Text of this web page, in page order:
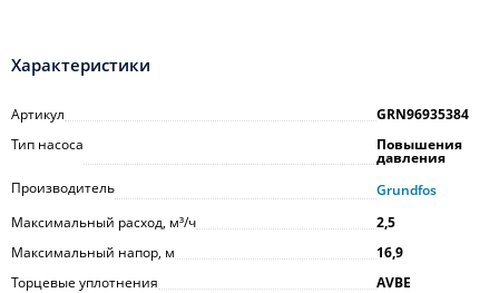
Характеристики
Артикул
GRN96935384
Тип насоса
Повышения
давления
Производитель
Grundfos
Максимальный расход, м³/ч
2,5
Максимальный напор, м
16,9
Торцевые уплотнения
AVBE